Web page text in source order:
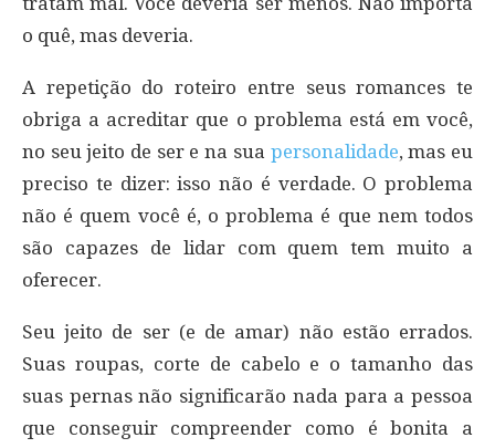
o quê, mas deveria.
A repetição do roteiro entre seus romances te
obriga a acreditar que o problema está em você,
no seu jeito de ser e na sua personalidade, mas eu
preciso te dizer: isso não é verdade. O problema
não é quem você é, o problema é que nem todos
são capazes de lidar com quem tem muito a
oferecer.
Seu jeito de ser (e de amar) não estão errados.
Suas roupas, corte de cabelo e o tamanho das
suas pernas não significarão nada para a pessoa
que conseguir compreender como é bonita a